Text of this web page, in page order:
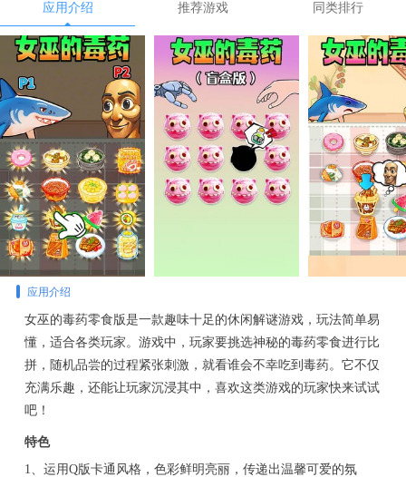
应用介绍 推荐游戏 同类排行
应用介绍
女巫的毒药零食版是一款趣味十足的休闲解谜游戏，玩法简单易
懂，适合各类玩家。游戏中，玩家要挑选神秘的毒药零食进行比
拼，随机品尝的过程紧张刺激，就看谁会不幸吃到毒药。它不仅
充满乐趣，还能让玩家沉浸其中，喜欢这类游戏的玩家快来试试
吧！
特色
1、运用Q版卡通风格，色彩鲜明亮丽，传递出温馨可爱的氛